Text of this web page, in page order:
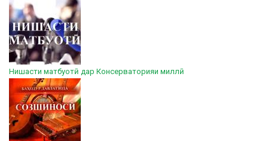
Нишасти матбуотӣ дар Консерваторияи миллӣ